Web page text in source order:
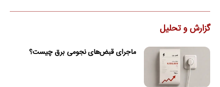
گزارش و تحلیل
ماجرای قبض‌های نجومی برق چیست؟